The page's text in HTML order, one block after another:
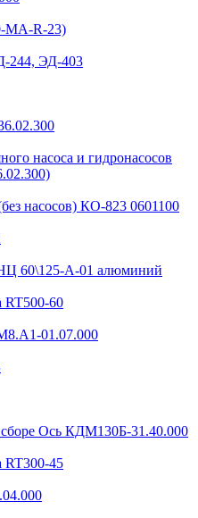
MA-R-23)
244, ЭД-403
насоса и гидронасосов
насосов) КО-823 0601100
60\125-А-01 алюминий
RT500-60
01.07.000
Ось КДМ130Б-31.40.000
RT300-45